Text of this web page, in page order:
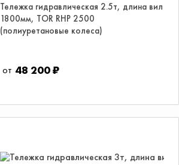
Тележка гидравлическая 2.5т, длина вил
1800мм, TOR RHP 2500
(полиуретановые колеса)
48 200 ₽